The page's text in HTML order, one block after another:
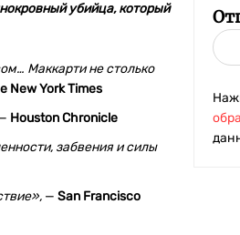
убийца, который
Маккарти не столько
New York Times
Houston Chronicle
забвения и силы
— San Francisco